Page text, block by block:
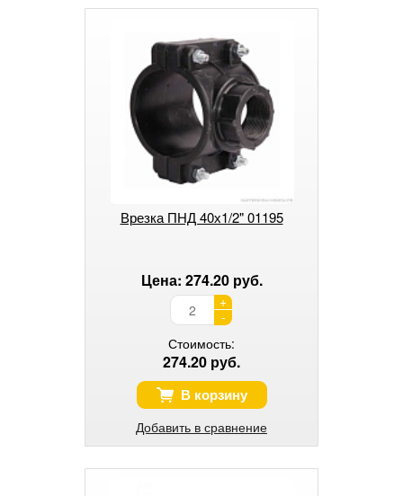
Врезка ПНД 40х1/2" 01195
Цена: 274.20 руб.
+
-
Стоимость:
274.20 руб.
В корзину
Добавить в сравнение